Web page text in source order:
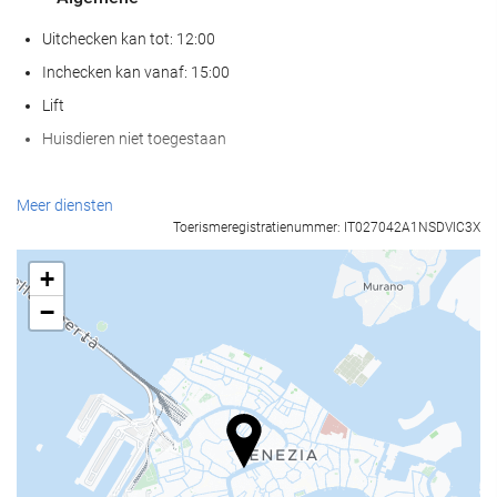
Uitchecken kan tot: 12:00
Inchecken kan vanaf: 15:00
Lift
Huisdieren niet toegestaan
Receptiediensten
Bagageopslag
Eten en drinken
Internet
Gratis wifi
Meer diensten
Toerismeregistratienummer: IT027042A1NSDVIC3X
+
−